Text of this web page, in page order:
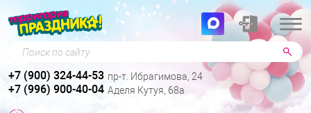
Поиск по сайту
+7 (900) 324-44-53 пр-т. Ибрагимова, 24
+7 (996) 900-40-04 Аделя Кутуя, 68а